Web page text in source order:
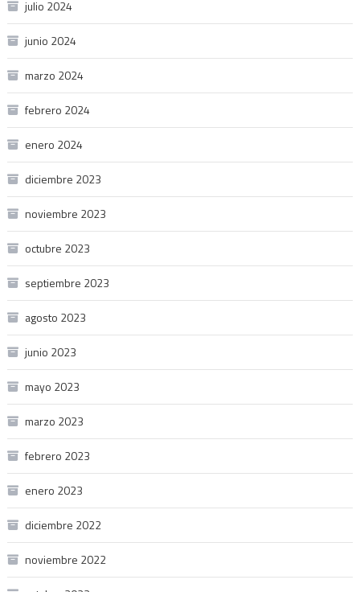
julio 2024
junio 2024
marzo 2024
febrero 2024
enero 2024
diciembre 2023
noviembre 2023
octubre 2023
septiembre 2023
agosto 2023
junio 2023
mayo 2023
marzo 2023
febrero 2023
enero 2023
diciembre 2022
noviembre 2022